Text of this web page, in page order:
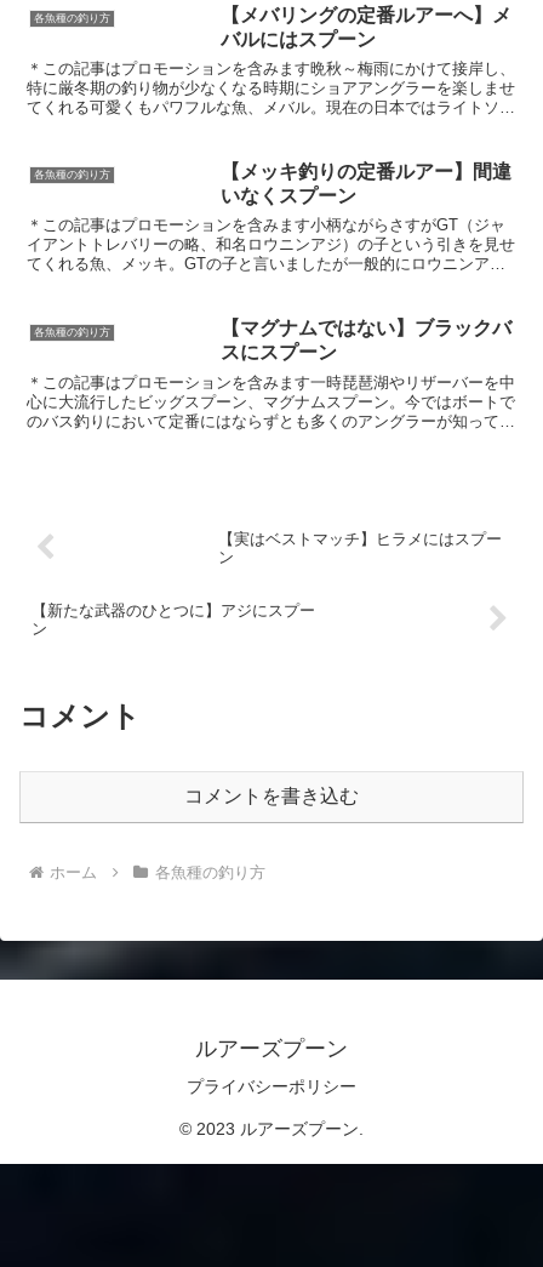
各魚種の釣り方
【メバリングの定番ルアーへ】メ
バルにはスプーン
＊この記事はプロモーションを含みます晩秋～梅雨にかけて接岸し、
特に厳冬期の釣り物が少なくなる時期にショアアングラーを楽しませ
てくれる可愛くもパワフルな魚、メバル。現在の日本ではライトソル
各魚種の釣り方
【メッキ釣りの定番ルアー】間違
いなくスプーン
＊この記事はプロモーションを含みます小柄ながらさすがGT（ジャ
イアントトレバリーの略、和名ロウニンアジ）の子という引きを見せ
てくれる魚、メッキ。GTの子と言いましたが一般的にロウニンア
各魚種の釣り方
【マグナムではない】ブラックバ
スにスプーン
＊この記事はプロモーションを含みます一時琵琶湖やリザーバーを中
心に大流行したビッグスプーン、マグナムスプーン。今ではボートで
のバス釣りにおいて定番にはならずとも多くのアングラーが知ってい
【実はベストマッチ】ヒラメにはスプー
ン
【新たな武器のひとつに】アジにスプー
ン
コメント
コメントを書き込む
ホーム 各魚種の釣り方
ルアーズプーン
プライバシーポリシー
© 2023 ルアーズプーン.